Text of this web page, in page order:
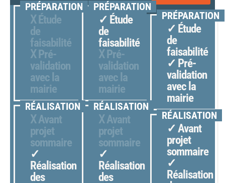
PRÉPARATION
Ⅹ Étude
de
faisabilité
Ⅹ Pré-
validation
avec la
mairie
RÉALISATION
ⅩAvant
projet
sommaire
✓
Réalisation
des
PRÉPARATION
✓ Étude
de
faisabilité
Ⅹ Pré-
validation
avec la
mairie
RÉALISATION
ⅩAvant
projet
sommaire
✓
Réalisation
des
PRÉPARATION
✓ Étude
de
faisabilité
✓ Pré-
validation
avec la
mairie
RÉALISATION
✓ Avant
projet
sommaire
✓
Réalisation